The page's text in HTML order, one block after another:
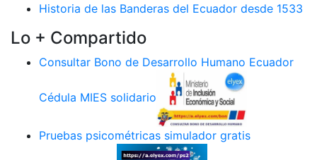
Historia de las Banderas del Ecuador desde 1533
Lo + Compartido
Consultar Bono de Desarrollo Humano Ecuador
Cédula MIES solidario
Pruebas psicométricas simulador gratis